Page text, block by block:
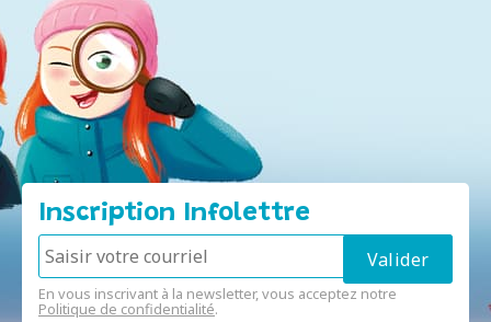
Inscription Infolettre
En vous inscrivant à la newsletter, vous acceptez notre
Politique de confidentialité.